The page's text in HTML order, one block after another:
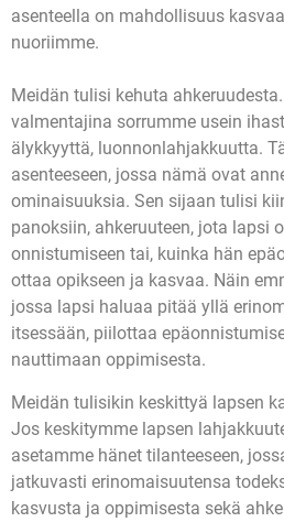
asenteella on mahdollisuus
nuoriimme.
Meidän tulisi kehuta
valmentajina sorrumme usein
älykkyyttä, luonnonlahjakkuutta.
asenteeseen, jossa nämä ovat
ominaisuuksia. Sen sijaan tulisi
panoksiin, ahkeruuteen, jota lapsi
onnistumiseen tai, kuinka hän
ottaa opikseen ja kasvaa. Näin
jossa lapsi haluaa pitää yllä
itsessään, piilottaa
nauttimaan oppimisesta.
Meidän tulisikin keskittyä lapsen
Jos keskitymme lapsen
asetamme hänet tilanteeseen,
jatkuvasti erinomaisuutensa
kasvusta ja oppimisesta sekä